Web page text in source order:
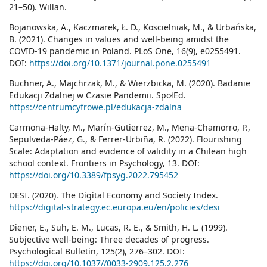
21–50). Willan.
Bojanowska, A., Kaczmarek, Ł. D., Koscielniak, M., & Urbańska,
B. (2021). Changes in values and well-being amidst the
COVID-19 pandemic in Poland. PLoS One, 16(9), e0255491.
DOI: https://doi.org/10.1371/journal.pone.0255491
Buchner, A., Majchrzak, M., & Wierzbicka, M. (2020). Badanie
Edukacji Zdalnej w Czasie Pandemii. SpołEd.
https://centrumcyfrowe.pl/edukacja-zdalna
Carmona-Halty, M., Marín-Gutierrez, M., Mena-Chamorro, P.,
Sepulveda-Páez, G., & Ferrer-Urbiña, R. (2022). Flourishing
Scale: Adaptation and evidence of validity in a Chilean high
school context. Frontiers in Psychology, 13. DOI:
https://doi.org/10.3389/fpsyg.2022.795452
DESI. (2020). The Digital Economy and Society Index.
https://digital-strategy.ec.europa.eu/en/policies/desi
Diener, E., Suh, E. M., Lucas, R. E., & Smith, H. L. (1999).
Subjective well-being: Three decades of progress.
Psychological Bulletin, 125(2), 276–302. DOI:
https://doi.org/10.1037//0033-2909.125.2.276